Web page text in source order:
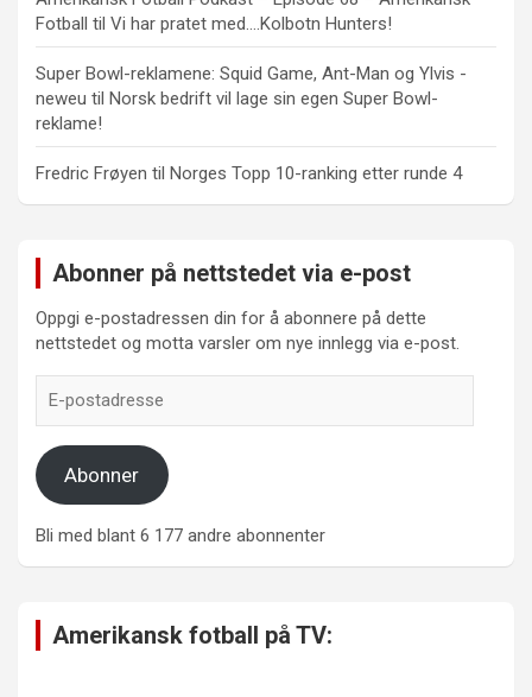
Fotball til Vi har pratet med….Kolbotn Hunters!
Super Bowl-reklamene: Squid Game, Ant-Man og Ylvis -
neweu til Norsk bedrift vil lage sin egen Super Bowl-
reklame!
Fredric Frøyen til Norges Topp 10-ranking etter runde 4
Abonner på nettstedet via e-post
Oppgi e-postadressen din for å abonnere på dette
nettstedet og motta varsler om nye innlegg via e-post.
postadresse
Abonner
Bli med blant 6 177 andre abonnenter
Amerikansk fotball på TV: